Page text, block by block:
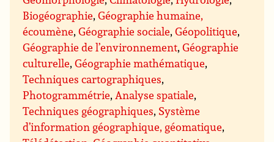
Biogéographie,Géographie humaine,
écoumène,Géographie sociale,Géopolitique,
Géographie de l’environnement,Géographie
culturelle,Géographie mathématique,
Techniques cartographiques,
Photogrammétrie, Analyse spatiale,
Techniques géographiques, Système
d’information géographique, géomatique,